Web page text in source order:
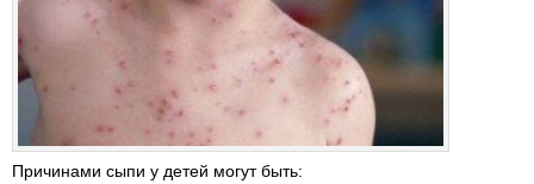
Причинами сыпи у детей могут быть: